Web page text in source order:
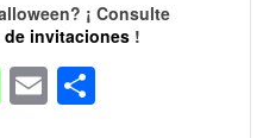
¡ Consulte
invitaciones !
WhatsApp
Email